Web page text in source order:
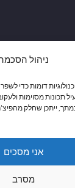
ניהול
דומות כדי
תכונות מסוימות
ייתכן שחלק
אני מסכים
מסרב